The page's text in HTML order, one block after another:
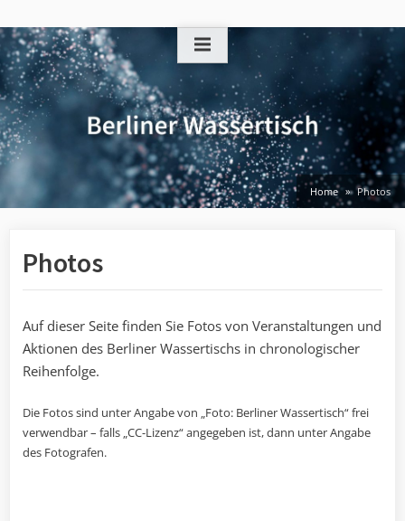
to
content
Home Photos
Photos
Auf dieser Seite finden Sie Fotos von Veranstaltungen und
Aktionen des Berliner Wassertischs in chronologischer
Reihenfolge.
Die Fotos sind unter Angabe von „Foto: Berliner Wassertisch“ frei
verwendbar – falls „CC-Lizenz“ angegeben ist, dann unter Angabe
des Fotografen.